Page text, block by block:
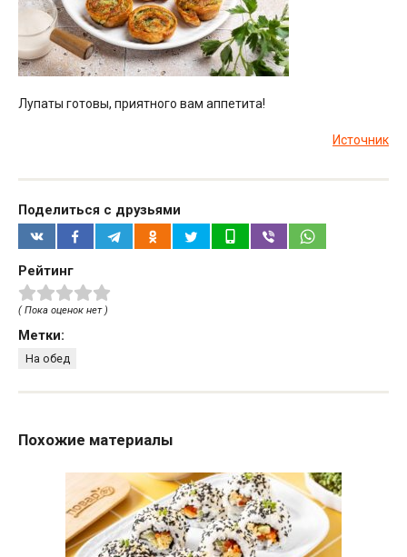
Лупаты готовы, приятного вам аппетита!
Источник
Поделиться с друзьями
Рейтинг
( Пока оценок нет )
Метки:
На обед
Похожие материалы